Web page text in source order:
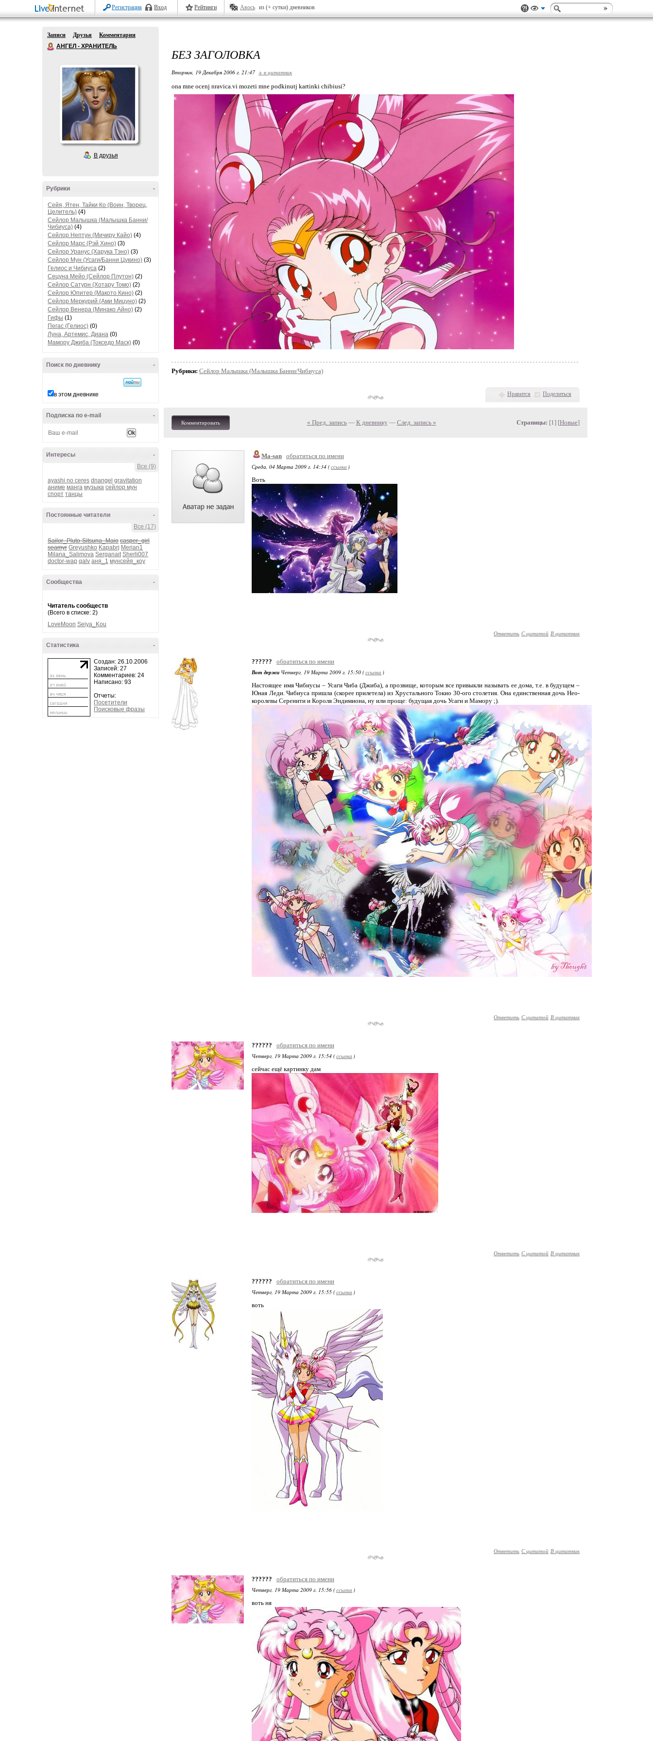
Регистрация Вход Рейтинги Авось из (+ сутки) дневников
Записи Друзья
Комментарии
АНГЕЛ - ХРАНИТЕЛЬ
В друзья
-
Рубрики
Сейя, Ятен, Тайки Ко (Воин, Творец,
Целитель) (4)
Сейлор Малышка (Малышка Банни/
Чибиуса) (4)
Сейлор Нептун (Мичиру Кайо) (4)
Сейлор Марс (Рэй Хино) (3)
Сейлор Уранус (Харука Тэно) (3)
Сейлор Мун (Усаги/Банни Цукино) (3)
Гелиос и Чибиуса (2)
Сецуна Мейо (Сейлор Плутон) (2)
Сейлор Сатурн (Хотару Томо) (2)
Сейлор Юпитер (Макото Кино) (2)
Сейлор Меркурий (Ами Мицуно) (2)
Сейлор Венера (Минако Айно) (2)
Гифы (1)
Пегас (Гелиос) (0)
Луна, Артемис, Диана (0)
Мамору Джиба (Токседо Маск) (0)
-
Поиск по дневнику
в этом дневнике
-
Подписка по e-mail
-
Интересы
Все (9)
ayashi no ceres dnangel gravitation
аниме манга музыка сейлор мун
спорт танцы
-
Постоянные читатели
Все (17)
Sailor_Pluto-Sitsuna_Maio casper_girl
seamyr Greyushko Kapabrj Merian1
Milana_Salimova Serganait Sherli007
doctor-wap qalv аня_1 мунсейя_коу
-
Сообщества
Читатель сообществ
(Всего в списке: 2)
LoveMoon Seiya_Kou
-
Статистика
Создан: 26.10.2006
Записей: 27
Комментариев: 24
Написано: 93
Отчеты:
Посетители
Поисковые фразы
БЕЗ ЗАГОЛОВКА
Вторник, 19 Декабря 2006 г. 21:47 + в цитатник
ona mne ocenj nravica.vi mozeti mne podkinutj kartinki chibiusi?
Рубрики: Сейлор Малышка (Малышка Банни/Чибиуса)
Нравится Поделиться
Комментировать « Пред. запись— К дневнику — След. запись » Страницы: [1] [Новые]
Ma-san обратиться по имени
Среда, 04 Марта 2009 г. 14:34 (ссылка )
Воть
Ответить С цитатой В цитатник
?????? обратиться по имени
Вот держи Четверг, 19 Марта 2009 г. 15:50 (ссылка )
Настоящее имя Чибиусы – Усаги Чиба (Джиба), а прозвище, которым все привыкли называть ее дома, т.е. в будущем –
Юная Леди. Чибиуса пришла (скорее прилетела) из Хрустального Токио 30-ого столетия. Она единственная дочь Нео-
королевы Серенити и Короля Эндимиона, ну или проще: будущая дочь Усаги и Мамору ;).
Ответить С цитатой В цитатник
??????
обратиться по имени
Четверг, 19 Марта 2009 г. 15:54 (ссылка )
сейчас ещё картинку дам
Ответить С цитатой В цитатник
??????
обратиться по имени
Четверг, 19 Марта 2009 г. 15:55 (ссылка )
воть
Ответить С цитатой В цитатник
??????
обратиться по имени
Четверг, 19 Марта 2009 г. 15:56 (ссылка )
воть ня